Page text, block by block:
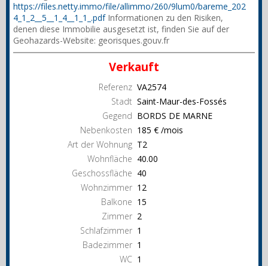
https://files.netty.immo/file/allimmo/260/9lum0/bareme_202
4_1_2__5__1_4__1_1_.pdfInformationen zu den Risiken,
denen diese Immobilie ausgesetzt ist, finden Sie auf der
Geohazards-Website: georisques.gouv.fr
Verkauft
Referenz VA2574
Stadt Saint-Maur-des-Fossés
Gegend BORDS DE MARNE
Nebenkosten 185 € /mois
Art der Wohnung T2
Wohnfläche 40.00
Geschossfläche 40
Wohnzimmer 12
Balkone 15
Zimmer 2
Schlafzimmer 1
Badezimmer 1
WC 1